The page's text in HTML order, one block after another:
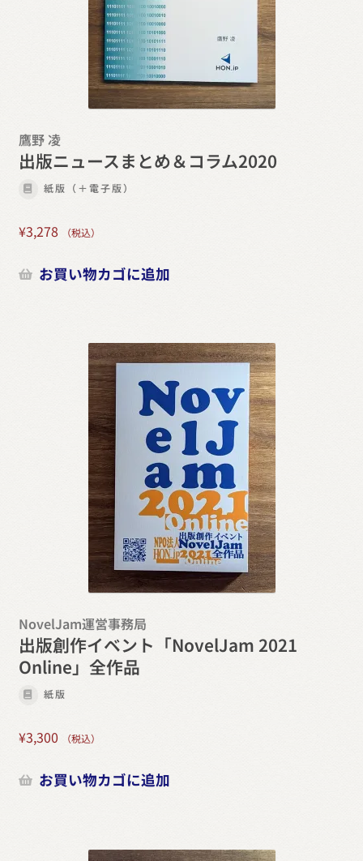
鷹野 凌
出版ニュースまとめ＆コラム2020
紙版（＋電子版）
¥3,278 （税込）
お買い物カゴに追加
NovelJam運営事務局
出版創作イベント「NovelJam 2021
Online」全作品
紙版
¥3,300 （税込）
お買い物カゴに追加